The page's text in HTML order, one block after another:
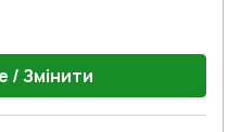
/ Змінити